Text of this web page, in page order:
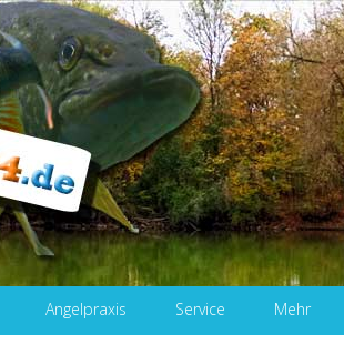
Angelpraxis Service Mehr